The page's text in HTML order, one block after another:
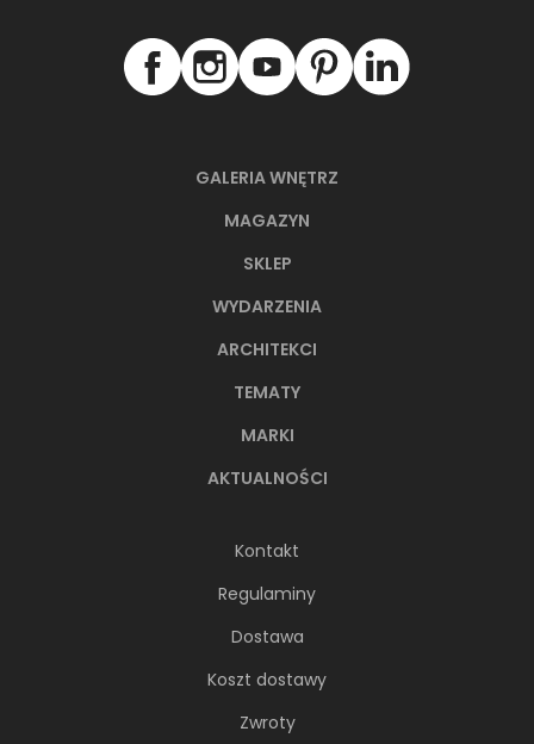
GALERIA WNĘTRZ
MAGAZYN
SKLEP
WYDARZENIA
ARCHITEKCI
TEMATY
MARKI
AKTUALNOŚCI
Kontakt
Regulaminy
Dostawa
Koszt dostawy
Zwroty